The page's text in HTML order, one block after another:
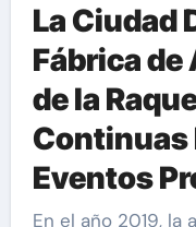
La Ciudad
Fábrica de
de la
Continuas
Eventos
En el año 2019, la alcaldesa Inés Rey presentó